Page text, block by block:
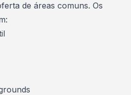
de áreas comuns. Os